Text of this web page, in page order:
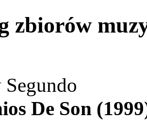
zbiorów
De Son